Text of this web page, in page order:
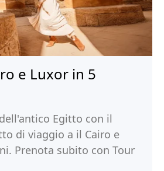
e Luxor in 5
Egitto con il
di viaggio a il Cairo e
Prenota subito con Tour